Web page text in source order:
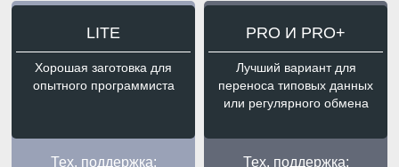
LITE
Хорошая заготовка для
опытного программиста
Тех. поддержка:
PRO И PRO+
Лучший вариант для
переноса типовых данных
или регулярного обмена
Тех. поддержка: